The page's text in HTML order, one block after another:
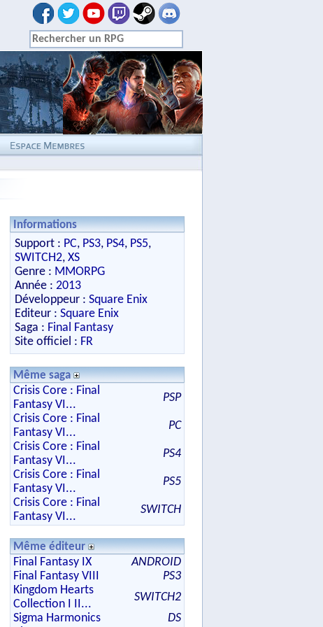
Informations
Support : PC, PS3, PS4, PS5,
SWITCH2, XS
Genre : MMORPG
Année : 2013
Développeur : Square Enix
Editeur : Square Enix
Saga : Final Fantasy
Site officiel : FR
Même saga
Crisis Core : Final
Fantasy VI...
PSP
Crisis Core : Final
Fantasy VI...
PC
Crisis Core : Final
Fantasy VI...
PS4
Crisis Core : Final
Fantasy VI...
PS5
Crisis Core : Final
Fantasy VI...
SWITCH
Même éditeur
Final Fantasy IX
ANDROID
Final Fantasy VIII
PS3
Kingdom Hearts
Collection I II...
SWITCH2
Sigma Harmonics
DS